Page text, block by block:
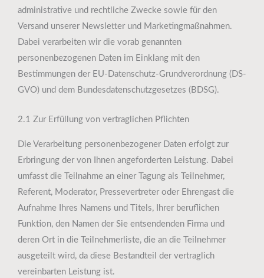
administrative und rechtliche Zwecke sowie für den
Versand unserer Newsletter und Marketingmaßnahmen.
Dabei verarbeiten wir die vorab genannten
personenbezogenen Daten im Einklang mit den
Bestimmungen der EU-Datenschutz-Grundverordnung (DS-
GVO) und dem Bundesdatenschutzgesetzes (BDSG).
2.1 Zur Erfüllung von vertraglichen Pflichten
Die Verarbeitung personenbezogener Daten erfolgt zur
Erbringung der von Ihnen angeforderten Leistung. Dabei
umfasst die Teilnahme an einer Tagung als Teilnehmer,
Referent, Moderator, Pressevertreter oder Ehrengast die
Aufnahme Ihres Namens und Titels, Ihrer beruflichen
Funktion, den Namen der Sie entsendenden Firma und
deren Ort in die Teilnehmerliste, die an die Teilnehmer
ausgeteilt wird, da diese Bestandteil der vertraglich
vereinbarten Leistung ist.